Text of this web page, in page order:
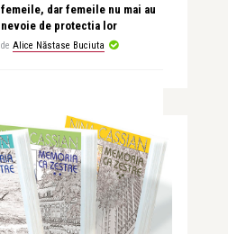
femeile, dar femeile nu mai au
nevoie de protectia lor
de Alice Năstase Buciuta